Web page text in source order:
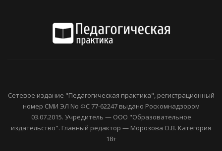
Сетевое издание "Педагогическая практика", регистрационный
номер СМИ ЭЛ No ФС 77-62247 выдано Роскомнадзором
03.07.2015. Учредитель — ООО "Образовательное
издательство". Главный редактор — Морозова О.В. Категория
18+